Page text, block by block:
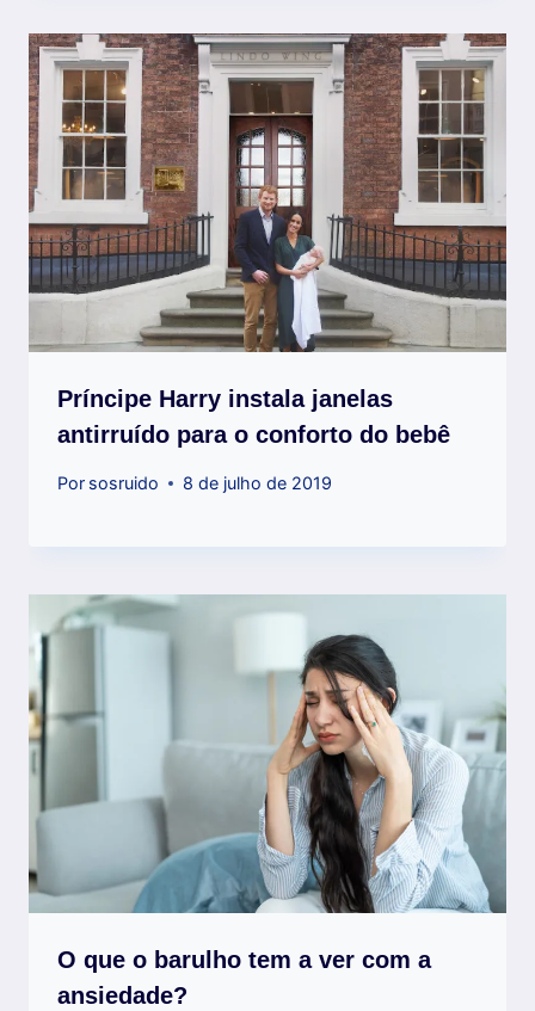
Príncipe Harry instala janelas
antirruído para o conforto do bebê
Por sosruido 8 de julho de 2019
O que o barulho tem a ver com a
ansiedade?